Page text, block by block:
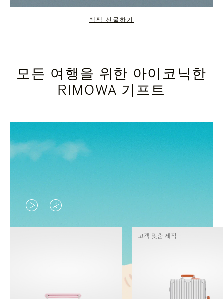
백팩 선물하기
모든 여행을 위한 아이코닉한
RIMOWA 기프트
VIDEO
IS
VIDEO
IS
고객 맞춤 제작